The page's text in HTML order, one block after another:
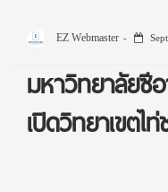
EZ Webmaster
มหาวิทยาลัยซี
เปิดวิทยาเขตไ